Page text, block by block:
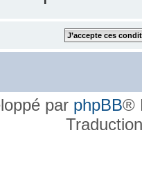
par phpBB®